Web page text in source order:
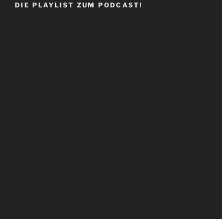
DIE PLAYLIST ZUM PODCAST!